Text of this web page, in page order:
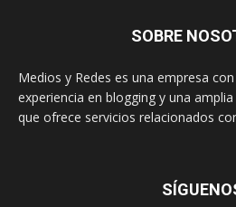
SOBRE
Medios y Redes es una empresa
experiencia en blogging y una
que ofrece servicios relacionados